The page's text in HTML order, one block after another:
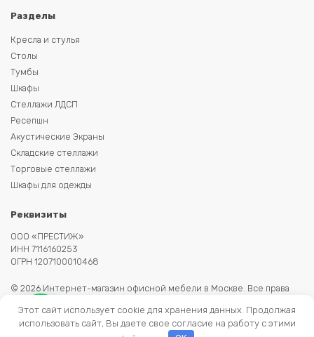
Разделы
Кресла и стулья
Столы
Тумбы
Шкафы
Стеллажи ЛДСП
Ресепшн
Акустические Экраны
Складские стеллажи
Торговые стеллажи
Шкафы для одежды
Реквизиты
ООО «ПРЕСТИЖ»
ИНН 7116160253
ОГРН 1207100010468
© 2026 Интернет-магазин офисной мебели в Москве. Все права
сайте не является публичной офертой.
Этот сайт использует cookie для хранения данных. Продолжая
использовать сайт, Вы даете свое согласие на работу с этими